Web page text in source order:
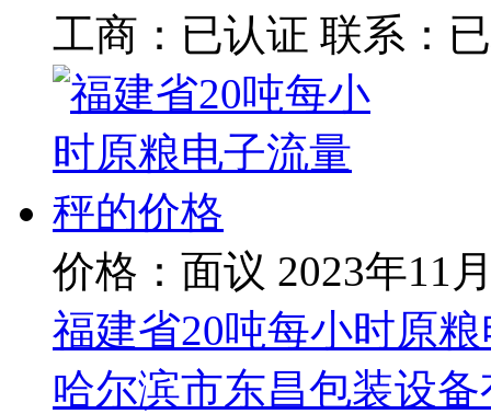
工商： 已认证 联系：
价格：面议 2023年11
福建省20吨每小时原
哈尔滨市东昌包装设